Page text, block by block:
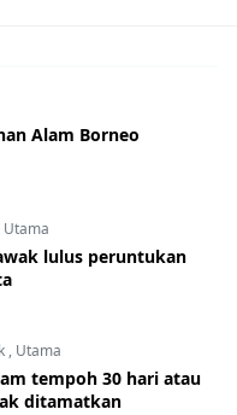
Alam Borneo
Utama
lulus peruntukan
, Utama
tempoh 30 hari atau
ditamatkan